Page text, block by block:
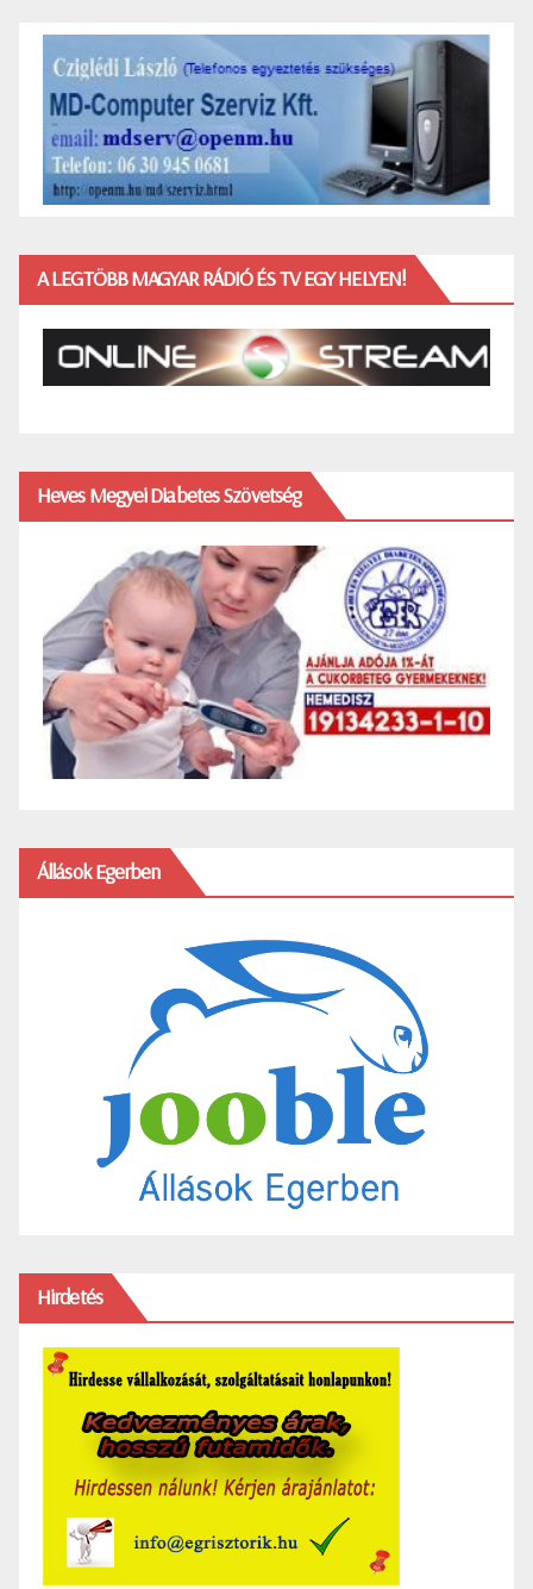
A LEGTÖBB MAGYAR RÁDIÓ ÉS TV EGY HELYEN!
Heves Megyei Diabetes Szövetség
Állások Egerben
Hirdetés